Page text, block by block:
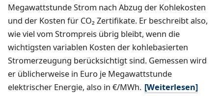
Megawattstunde Strom nach Abzug der Kohlekosten
und der Kosten für CO₂ Zertifikate. Er beschreibt also,
wie viel vom Strompreis übrig bleibt, wenn die
wichtigsten variablen Kosten der kohlebasierten
Stromerzeugung berücksichtigt sind. Gemessen wird
er üblicherweise in Euro je Megawattstunde
elektrischer Energie, also in €/MWh. [Weiterlesen]